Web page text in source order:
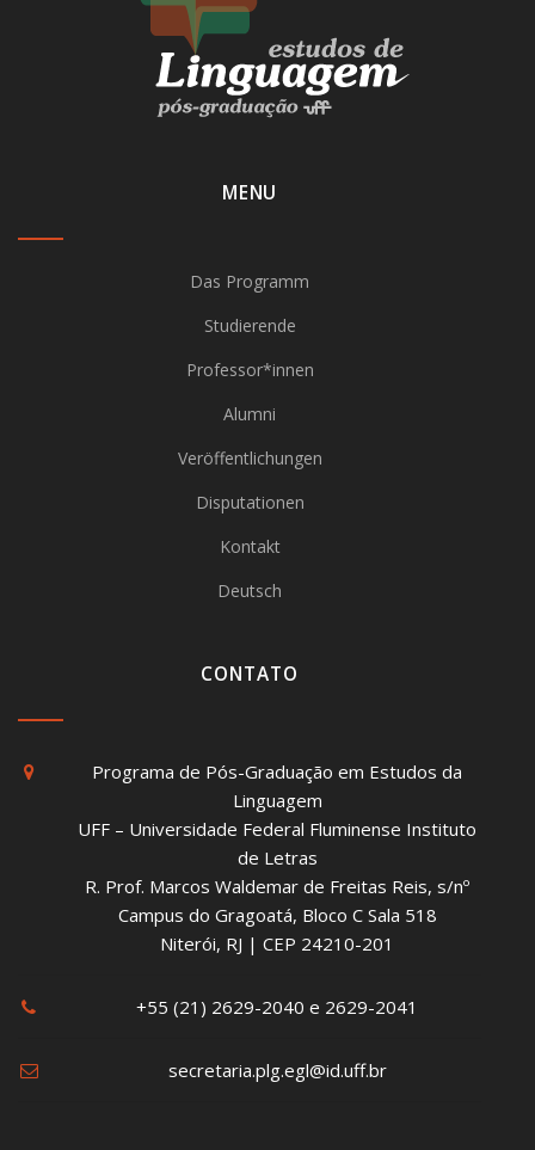
MENU
Das Programm
Studierende
Professor*innen
Alumni
Veröffentlichungen
Disputationen
Kontakt
Deutsch
CONTATO
Programa de Pós-Graduação em Estudos da
Linguagem
UFF – Universidade Federal Fluminense Instituto
de Letras
R. Prof. Marcos Waldemar de Freitas Reis, s/nº
Campus do Gragoatá, Bloco C Sala 518
Niterói, RJ | CEP 24210-201
+55 (21) 2629-2040 e 2629-2041
secretaria.plg.egl@id.uff.br